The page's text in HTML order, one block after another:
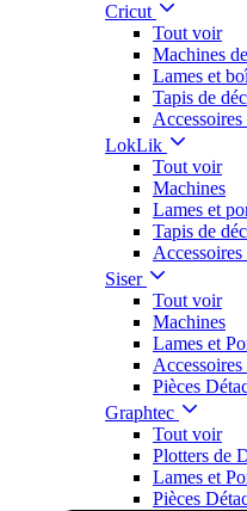
Cricut
Tout voir
Machines
Lames et
Tapis de
LokLik
Tout voir
Machines
Lames et
Tapis de
Siser
Tout voir
Machines
Lames et
Pièces
Graphtec
Tout voir
Plotters de
Lames et
Pièces